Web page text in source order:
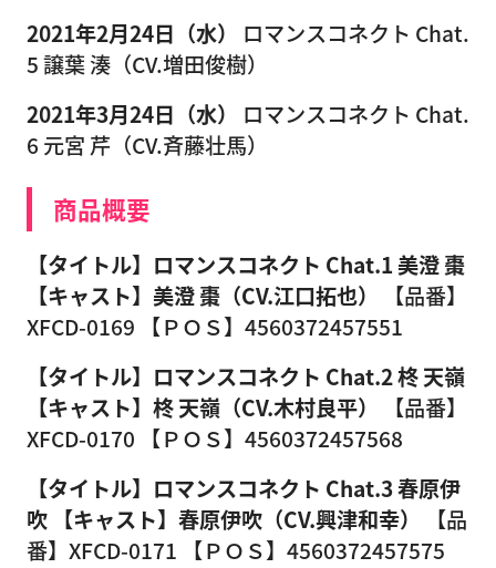
2021年2月24日（水）
ロマンスコネクト Chat.
5 譲葉 湊（CV.増田俊樹）
2021年3月24日（水）
ロマンスコネクト Chat.
6 元宮 芹（CV.斉藤壮馬）
商品概要
【タイトル】ロマンスコネクト Chat.1 美澄 棗
【キャスト】美澄 棗（CV.江口拓也）
【品番】
XFCD-0169 【ＰＯＳ】4560372457551
【タイトル】ロマンスコネクト Chat.2 柊 天嶺
【キャスト】柊 天嶺（CV.木村良平）
【品番】
XFCD-0170 【ＰＯＳ】4560372457568
【タイトル】ロマンスコネクト Chat.3 春原伊
吹 【キャスト】春原伊吹（CV.興津和幸）
【品
番】XFCD-0171 【ＰＯＳ】4560372457575